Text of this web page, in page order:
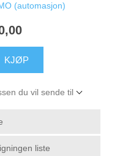
(automasjon)
KJØP
du vil sende til
liste